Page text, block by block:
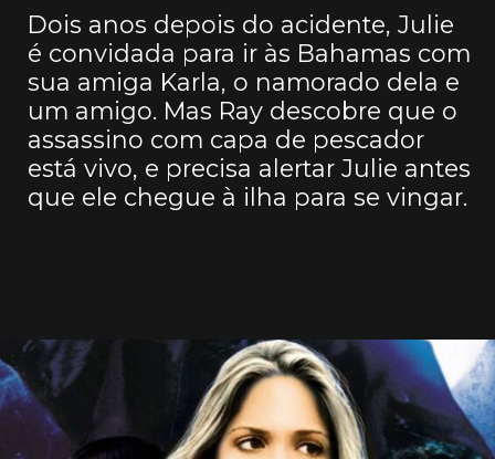
Dois anos depois do acidente, Julie
é convidada para ir às Bahamas com
sua amiga Karla, o namorado dela e
um amigo. Mas Ray descobre que o
assassino com capa de pescador
está vivo, e precisa alertar Julie antes
que ele chegue à ilha para se vingar.